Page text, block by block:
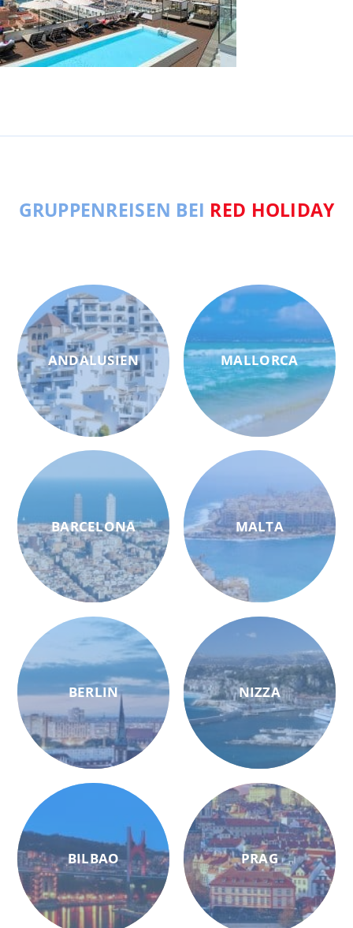
GRUPPENREISEN BEI RED HOLIDAY
ANDALUSIEN
BARCELONA
BERLIN
BILBAO
MALLORCA
MALTA
NIZZA
PRAG